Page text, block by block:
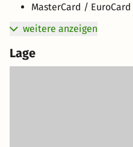
MasterCard / EuroCard
weitere anzeigen
Lage